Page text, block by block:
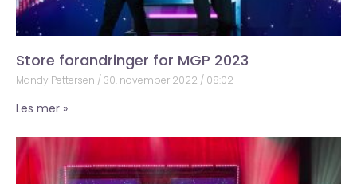
Store forandringer for MGP 2023
Mandy Pettersen 30. november 2022 08:02
Les mer »